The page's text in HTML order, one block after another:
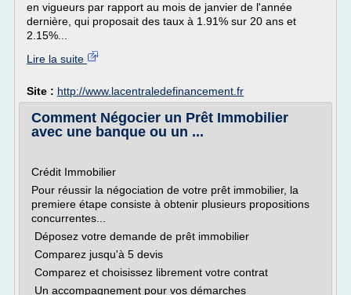
en vigueurs par rapport au mois de janvier de l'année
dernière, qui proposait des taux à 1.91% sur 20 ans et
2.15%...
Lire la suite
Site : http://www.lacentraledefinancement.fr
Comment Négocier un Prêt Immobilier
avec une banque ou un ...
Crédit Immobilier
Pour réussir la négociation de votre prêt immobilier, la
premiere étape consiste à obtenir plusieurs propositions
concurrentes...
Déposez votre demande de prêt immobilier
Comparez jusqu'à 5 devis
Comparez et choisissez librement votre contrat
Un accompagnement pour vos démarches